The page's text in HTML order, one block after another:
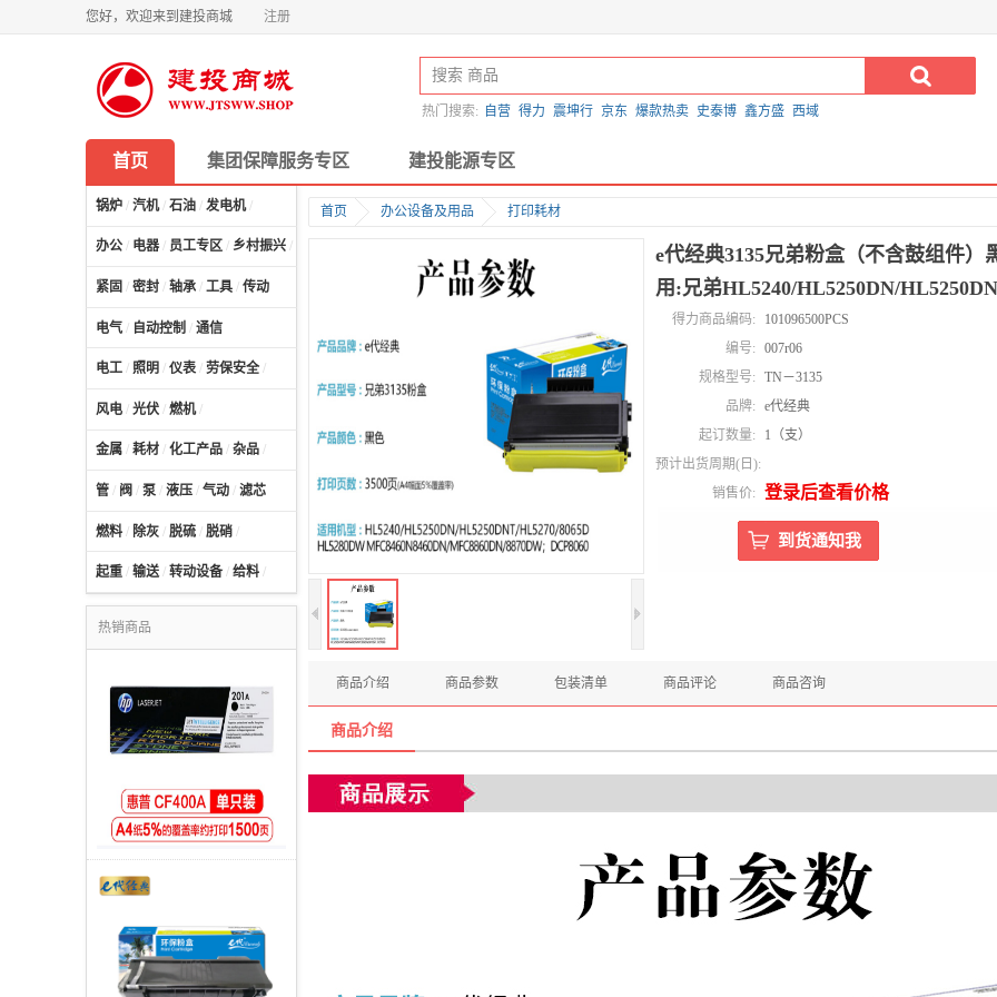
您好，欢迎来到建投商城 注册
热门搜索: 自营 得力 震坤行 京东 爆款热卖 史泰博 鑫方盛 西域
首页 集团保障服务专区 建投能源专区
锅炉 / 汽机/ 石油 / 发电机/
办公 / 电器 / 员工专区 / 乡村振兴 /
紧固 / 密封 / 轴承 / 工具 / 传动
电气 / 自动控制 / 通信
电工 / 照明 / 仪表 / 劳保安全 /
风电 / 光伏 / 燃机/
金属 / 耗材 / 化工产品 / 杂品 /
管 / 阀 / 泵 / 液压 / 气动 / 滤芯
燃料 / 除灰 / 脱硫 / 脱硝 /
起重 / 输送/ 转动设备 / 给料 /
热销商品
首页 办公设备及用品 打印耗材
e代经典3135兄弟粉盒（不含鼓组件）
用:兄弟HL5240/HL5250DN/
得力商品编码:
101096500PCS
编号:
007r06
规格型号:
TN－3135
品牌:
e代经典
起订数量:
1（支）
预计出货周期(日):
销售价:
登录后查看价格
商品介绍 商品参数 包装清单 商品评论 商品咨询
商品介绍